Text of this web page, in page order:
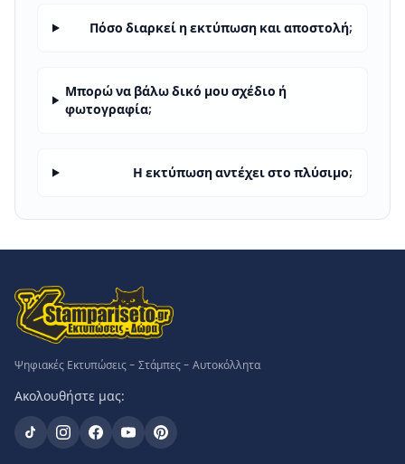
Πόσο διαρκεί η εκτύπωση και αποστολή;
Μπορώ να βάλω δικό μου σχέδιο ή
φωτογραφία;
Η εκτύπωση αντέχει στο πλύσιμο;
Ψηφιακές Εκτυπώσεις - Στάμπες - Αυτοκόλλητα
Ακολουθήστε μας: